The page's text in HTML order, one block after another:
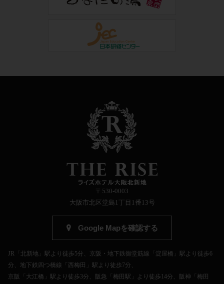
〒530-0003
大阪市北区堂島1丁目1番13号
Google Mapを確認する
JR「北新地」駅より徒歩5分、京阪・地下鉄御堂筋線「淀屋橋」駅より徒歩6
分、地下鉄四つ橋線「西梅田」駅より徒歩7分、
京阪「大江橋」駅より徒歩3分、阪急「梅田駅」より徒歩14分、阪神「梅田